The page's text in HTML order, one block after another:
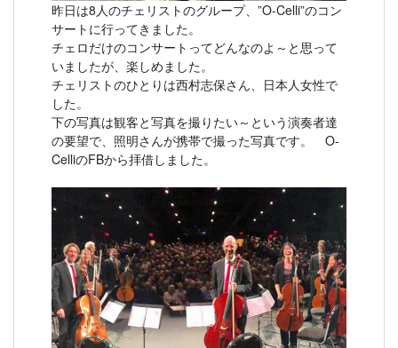
昨日は8人のチェリストのグループ、”O-Celli”のコン
サートに行ってきました。
チェロだけのコンサートってどんなのよ～と思って
いましたが、楽しめました。
チェリストのひとりは西村志保さん、日本人女性で
した。
下の写真は観客と写真を撮りたい～という演奏者達
の要望で、照明さんが携帯で撮った写真です。 O-
CelliのFBから拝借しました。